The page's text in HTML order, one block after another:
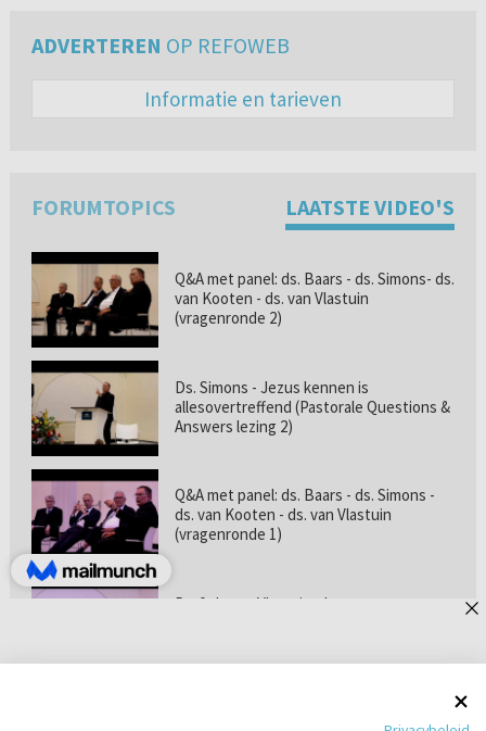
ADVERTEREN OP REFOWEB
Informatie en tarieven
FORUMTOPICS LAATSTE VIDEO'S
Q&A met panel: ds. Baars - ds. Simons- ds.
van Kooten - ds. van Vlastuin
(vragenronde 2)
Ds. Simons - Jezus kennen is
allesovertreffend (Pastorale Questions &
Answers lezing 2)
Q&A met panel: ds. Baars - ds. Simons -
ds. van Kooten - ds. van Vlastuin
(vragenronde 1)
Prof. dr. van Vlastuin - Is